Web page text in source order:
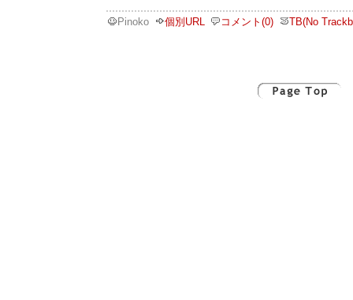
Pinoko 個別URL コメント(0) TB(No